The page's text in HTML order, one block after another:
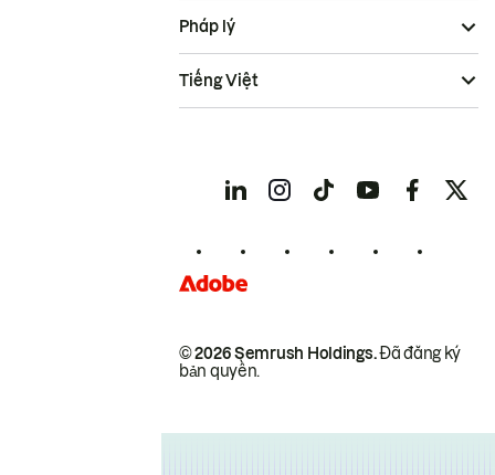
© 2026 Semrush Holdings.Đã đăng ký
bản quyền.
Pháp lý
Tiếng Việt